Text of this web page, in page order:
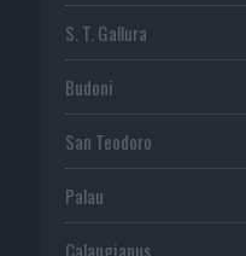
S. T. Gallura
Budoni
San Teodoro
Palau
Calangianus